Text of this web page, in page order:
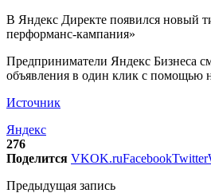
В Яндекс Директе появился новый
перформанс-кампания»
Предприниматели Яндекс Бизнеса
объявления в один клик с помощью
Источник
Яндекс
276
Поделится VKOK.ruFacebookTwitter
Предыдущая запись